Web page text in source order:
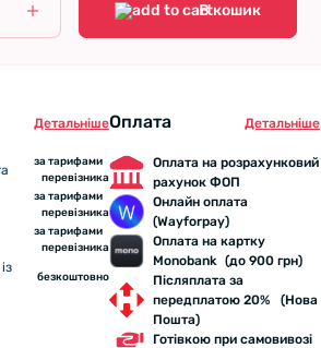
В кошик
Детальнiше
за тарифами
перевізника
за тарифами
перевізника
за тарифами
перевізника
безкоштовно
Оплата Детальнiше
Оплата на розрахунковий
рахунок ФОП
Онлайн оплата
(Wayforpay)
Оплата на картку
Monobank (до 900 грн)
Післяплата за
передплатою 20% (Нова
Пошта)
Готівкою при самовивозі